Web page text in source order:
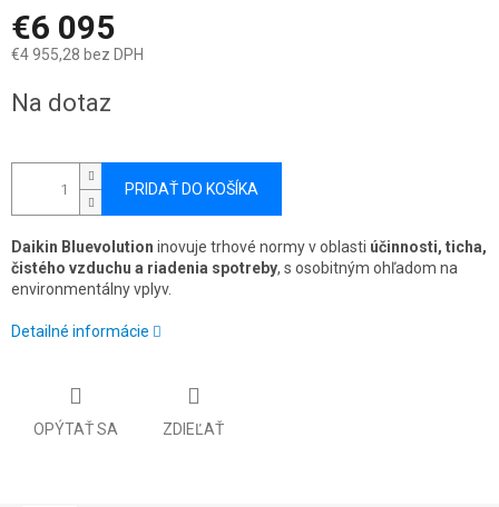
€6 095
€4 955,28 bez DPH
cena:
Na dotaz
PRIDAŤ DO KOŠÍKA
Daikin Bluevolution inovuje trhové normy v oblasti účinnosti, ticha,
čistého vzduchu a riadenia spotreby, s osobitným ohľadom na
environmentálny vplyv.
Detailné informácie
OPÝTAŤ SA ZDIEĽAŤ